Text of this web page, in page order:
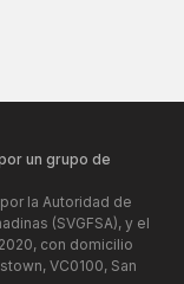
un grupo de
la Autoridad de
(SVGFSA), y el
con domicilio
VC0100, San